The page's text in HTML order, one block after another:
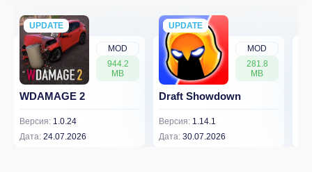
MOD
944.2
MB
UPDATE
NEW
WDAMAGE 2
Версия: 1.0.24
Дата: 24.07.2026
MOD
281.8
MB
UPDATE
NEW
Draft Showdown
Версия: 1.14.1
Дата: 30.07.2026